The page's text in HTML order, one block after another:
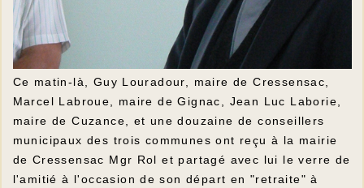
Ce matin-là, Guy Louradour, maire de Cressensac,
Marcel Labroue, maire de Gignac, Jean Luc Laborie,
maire de Cuzance, et une douzaine de conseillers
municipaux des trois communes ont reçu à la mairie
de Cressensac Mgr Rol et partagé avec lui le verre de
l'amitié à l'occasion de son départ en "retraite" à